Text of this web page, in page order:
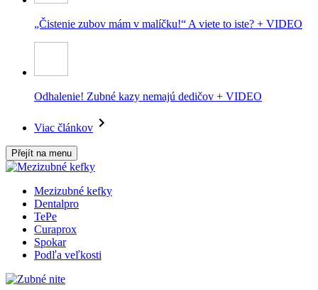
„Čistenie zubov mám v malíčku!“ A viete to iste? + VIDEO
Odhalenie! Zubné kazy nemajú dedičov + VIDEO
Viac článkov
Přejít na menu
Mezizubné kefky
Dentalpro
TePe
Curaprox
Spokar
Podľa veľkosti